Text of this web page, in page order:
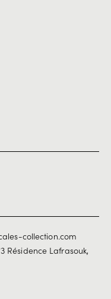
collection.com
Résidence Lafrasouk,